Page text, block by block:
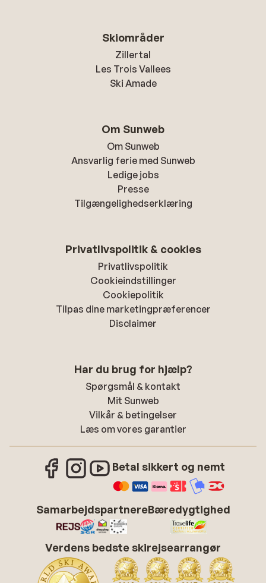
Skiområder
Zillertal
Les Trois Vallees
Ski Amade
Om Sunweb
Om Sunweb
Ansvarlig ferie med Sunweb
Ledige jobs
Presse
Tilgængelighedserklæring
Privatlivspolitik & cookies
Privatlivspolitik
Cookieindstillinger
Cookiepolitik
Tilpas dine marketingpræferencer
Disclaimer
Har du brug for hjælp?
Spørgsmål & kontakt
Mit Sunweb
Vilkår & betingelser
Læs om vores garantier
Betal sikkert og nemt
SamarbejdspartnereBæredygtighed
Verdens bedste skirejsearrangør